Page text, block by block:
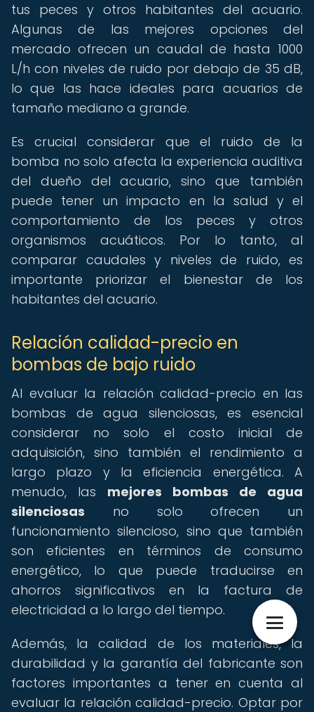
tus peces y otros habitantes del acuario.
Algunas de las mejores opciones del
mercado ofrecen un caudal de hasta 1000
L/h con niveles de ruido por debajo de 35 dB,
lo que las hace ideales para acuarios de
tamaño mediano a grande.
Es crucial considerar que el ruido de la
bomba no solo afecta la experiencia auditiva
del dueño del acuario, sino que también
puede tener un impacto en la salud y el
comportamiento de los peces y otros
organismos acuáticos. Por lo tanto, al
comparar caudales y niveles de ruido, es
importante priorizar el bienestar de los
habitantes del acuario.
Relación calidad-precio en
bombas de bajo ruido
Al evaluar la relación calidad-precio en las
bombas de agua silenciosas, es esencial
considerar no solo el costo inicial de
adquisición, sino también el rendimiento a
largo plazo y la eficiencia energética. A
menudo, las mejores bombas de agua
silenciosas no solo ofrecen un
funcionamiento silencioso, sino que también
son eficientes en términos de consumo
energético, lo que puede traducirse en
ahorros significativos en la factura de
electricidad a lo largo del tiempo.
Además, la calidad de los materiales, la
durabilidad y la garantía del fabricante son
factores importantes a tener en cuenta al
evaluar la relación calidad-precio. Optar por